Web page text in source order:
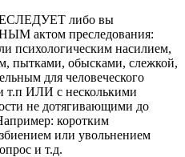
либо вы
актом преследования:
психологическим насилием,
пытками, обысками, слежкой,
для человеческого
т.п ИЛИ с несколькими
не дотягивающими до
коротким
или увольнением
и т.д.